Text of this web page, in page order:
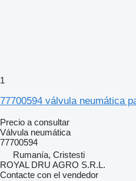
1
77700594 válvula neumática
Precio a consultar
Válvula neumática
77700594
Rumanía, Cristesti
ROYAL DRU AGRO S.R.L.
Contacte con el vendedor